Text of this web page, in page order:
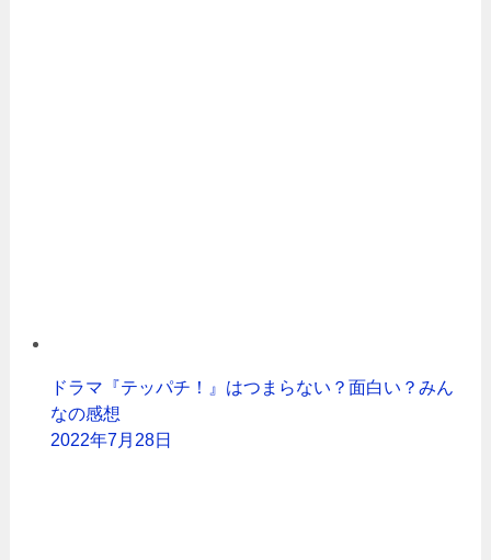
ドラマ『テッパチ！』はつまらない？面白い？みん
なの感想
2022年7月28日